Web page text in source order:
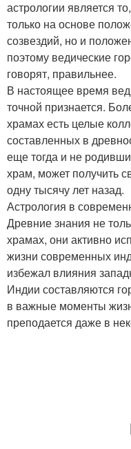
астрологии является
только на основе
созвездий, но и
поэтому ведические
говорят, правильнее.
В настоящее время
точной признается.
храмах есть целые
составленных в
еще тогда и не
храм, может получить
одну тысячу лет назад.
Астрология в
Древние знания не
храмах, они активно
жизни современных
избежал влияния
Индии составляются
в важные моменты
преподается даже в